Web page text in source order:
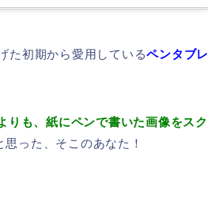
た初期から愛用しているペンタブレ
りも、紙にペンで書いた画像をスク
思った、そこのあなた！